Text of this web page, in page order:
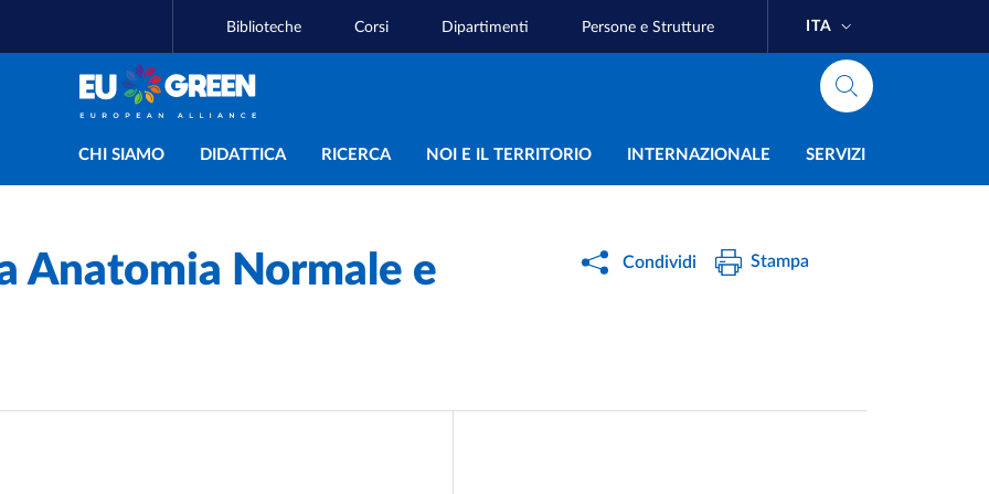
Biblioteche Corsi Dipartimenti Persone e Strutture ITA
Navigazione principale
CHI SIAMO DIDATTICA RICERCA NOI E IL TERRITORIO INTERNAZIONALE SERVIZI
Anatomia Normale e
Condividi Stampa